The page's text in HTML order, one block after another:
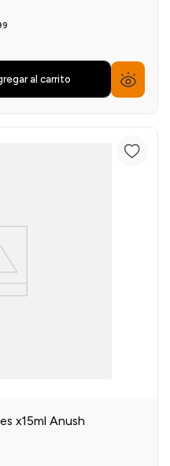
al carrito
x15ml Anush